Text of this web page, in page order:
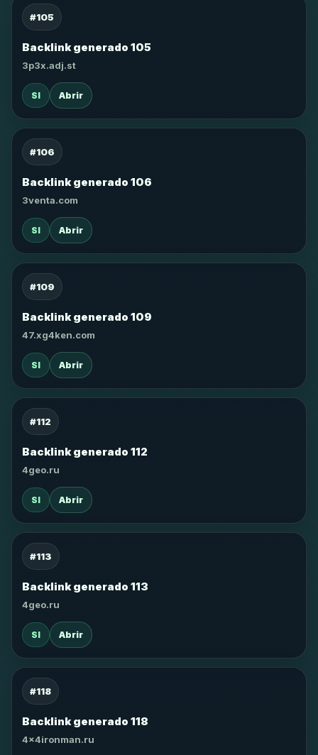
#105
Backlink generado 105
3p3x.adj.st
SI Abrir
#106
Backlink generado 106
3venta.com
SI Abrir
#109
Backlink generado 109
47.xg4ken.com
SI Abrir
#112
Backlink generado 112
4geo.ru
SI Abrir
#113
Backlink generado 113
4geo.ru
SI Abrir
#118
Backlink generado 118
4x4ironman.ru